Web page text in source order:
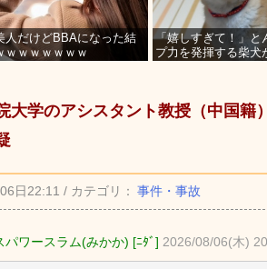
人だけどBBAになった結
ｗｗｗｗｗｗｗ
「嬉しすぎて！」と
プ力を発揮する柴犬
大学のアシスタント教授（中国
日22:11 / カテゴリ： 事件・事故
パワースラム(みかか) [ﾆﾀﾞ] 2026/08/06(木)